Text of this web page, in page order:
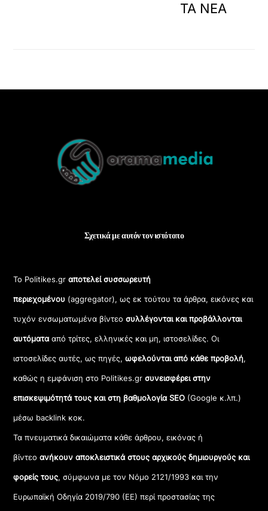
ΤΑ ΝΕΑ
Top
Σχετικά με αυτόν τον ιστότοπο
Το Politikes.grαποτελεί συσσωρευτή
περιεχομένου (aggregator), ως εκ τούτου τα άρθρα, εικόνες και
τυχόν ενσωματωμένα βίντεοσυλλέγονται και προβάλλονται
αυτόματααπό τρίτες, ελληνικές και μη, ιστοσελίδες. Οι
ιστοσελίδες αυτές, ως πηγές,ωφελούνται από κάθε προβολή,
καθώς η εμφάνιση στο Politikes.gr συνεισφέρει στην
επισκεψιμότητά τους και στη βαθμολογία SEO (Google κ.λπ.)
μέσω backlink κοκ.
Τα πνευματικά δικαιώματα κάθε άρθρου, εικόνας ή
βίντεοανήκουν αποκλειστικά στους αρχικούς δημιουργούς και
φορείς τους, σύμφωνα με τον Νόμο 2121/1993 και την
Ευρωπαϊκή Οδηγία 2019/790 (ΕΕ) περί προστασίας της